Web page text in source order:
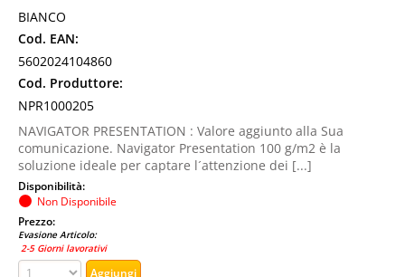
BIANCO
Cod. EAN:
5602024104860
Cod. Produttore:
NPR1000205
NAVIGATOR PRESENTATION : Valore aggiunto alla Sua
comunicazione. Navigator Presentation 100 g/m2 è la
soluzione ideale per captare l´attenzione dei [...]
Disponibilità:
Non Disponibile
Prezzo:
Evasione Articolo:
2-5 Giorni lavorativi